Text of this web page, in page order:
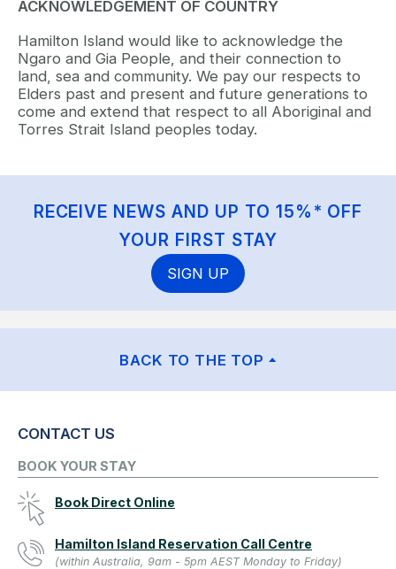
ACKNOWLEDGEMENT OF COUNTRY
Hamilton Island would like to acknowledge the
Ngaro and Gia People, and their connection to
land, sea and community. We pay our respects to
Elders past and present and future generations to
come and extend that respect to all Aboriginal and
Torres Strait Island peoples today.
RECEIVE NEWS AND UP TO 15%* OFF
YOUR FIRST STAY
SIGN UP
BACK TO THE TOP
CONTACT US
BOOK YOUR STAY
Book Direct Online
Hamilton Island Reservation Call Centre
(within Australia, 9am - 5pm AEST Monday to Friday)